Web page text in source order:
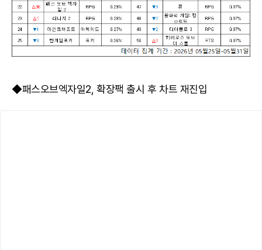
◆패스오브엑자일2, 확장팩 출시 후 차트 재진입